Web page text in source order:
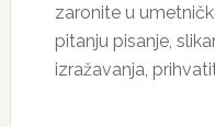
zaronite u
pitanju pisanje,
izražavanja,